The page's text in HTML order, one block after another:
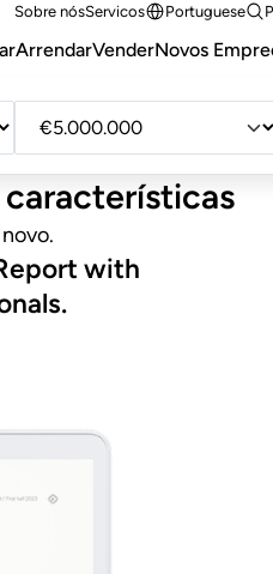
Sobre nósServicos Portuguese
ArrendarVenderNovos
máx.
with